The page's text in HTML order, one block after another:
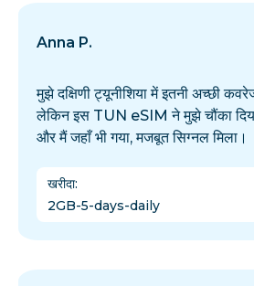
Anna P.
मुझे दक्षिणी ट्यूनीशिया में इतनी अच्छी
लेकिन इस TUN eSIM ने मुझे चौंका
और मैं जहाँ भी गया, मजबूत सिग्नल मिला।
खरीदा:
2GB-5-days-daily